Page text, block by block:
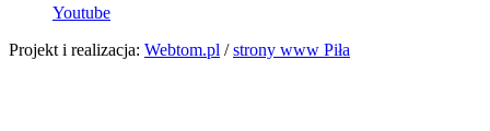
Youtube
Projekt i realizacja: Webtom.pl / strony www Piła